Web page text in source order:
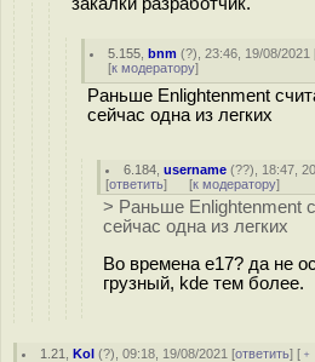
5.155 ,bnm (?), 23:46, 19/08/2021
[к модератору]
Раньше Enlightenment
сейчас одна из легких
6.184 ,username (??), 18:47,
[ответить] [к модератору]
> Раньше Enlightenment
сейчас одна из легких
Во времена e17? да не
грузный, kde тем более.
1.21 ,Kol (?), 09:18, 19/08/2021 [ответить] [